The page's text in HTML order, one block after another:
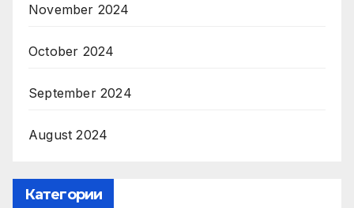
November 2024
October 2024
September 2024
August 2024
Категории